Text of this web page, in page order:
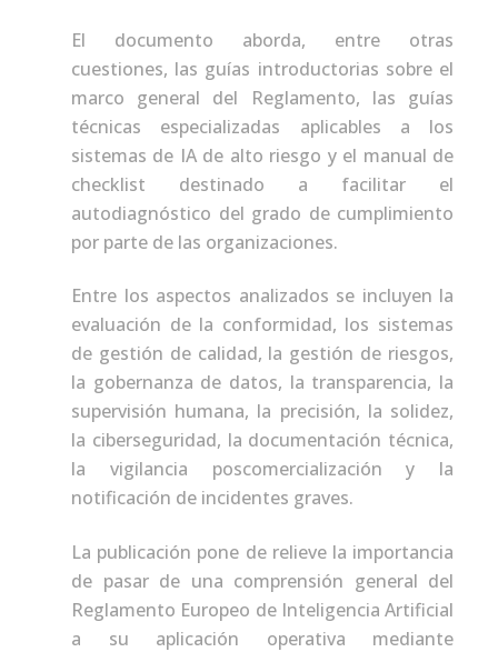
El documento aborda, entre otras
cuestiones, las guías introductorias sobre el
marco general del Reglamento, las guías
técnicas especializadas aplicables a los
sistemas de IA de alto riesgo y el manual de
checklist destinado a facilitar el
autodiagnóstico del grado de cumplimiento
por parte de las organizaciones.
Entre los aspectos analizados se incluyen la
evaluación de la conformidad, los sistemas
de gestión de calidad, la gestión de riesgos,
la gobernanza de datos, la transparencia, la
supervisión humana, la precisión, la solidez,
la ciberseguridad, la documentación técnica,
la vigilancia poscomercialización y la
notificación de incidentes graves.
La publicación pone de relieve la importancia
de pasar de una comprensión general del
Reglamento Europeo de Inteligencia Artificial
a su aplicación operativa mediante